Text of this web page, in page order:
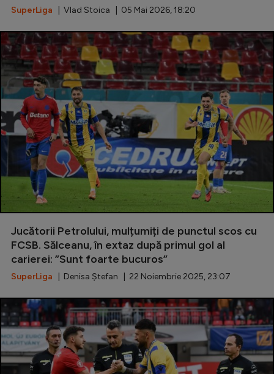
Inedit
Clasamente
Champions League
Europa League
Conference League
CM 2026
Premier League
LaLiga
Serie A
Bundesliga
Ligue 1
Campionate
Starurile fotbalului
EURO 2024
Stranieri
SuperLiga | Vlad Stoica | 05 Mai 2026, 18:20
Jucătorii Petrolului, mulțumiți de punctul scos cu
FCSB. Sălceanu, în extaz după primul gol al
carierei: ”Sunt foarte bucuros”
SuperLiga | Denisa Ștefan | 22 Noiembrie 2025, 23:07